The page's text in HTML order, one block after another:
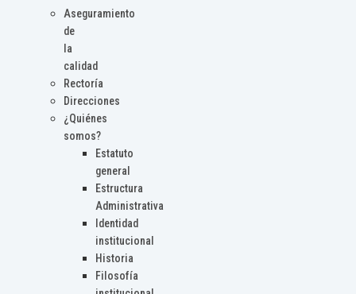
Aseguramiento
de
la
calidad
Rectoría
Direcciones
¿Quiénes
somos?
Estatuto
general
Estructura
Administrativa
Identidad
institucional
Historia
Filosofía